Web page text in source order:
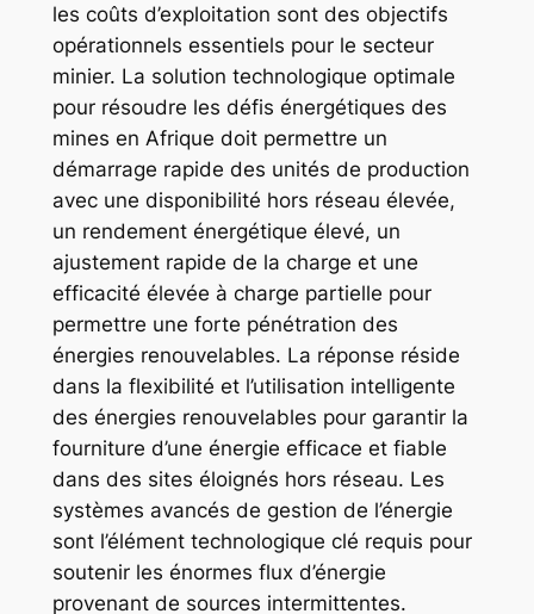
les coûts d’exploitation sont des objectifs
opérationnels essentiels pour le secteur
minier. La solution technologique optimale
pour résoudre les défis énergétiques des
mines en Afrique doit permettre un
démarrage rapide des unités de production
avec une disponibilité hors réseau élevée,
un rendement énergétique élevé, un
ajustement rapide de la charge et une
efficacité élevée à charge partielle pour
permettre une forte pénétration des
énergies renouvelables. La réponse réside
dans la flexibilité et l’utilisation intelligente
des énergies renouvelables pour garantir la
fourniture d’une énergie efficace et fiable
dans des sites éloignés hors réseau. Les
systèmes avancés de gestion de l’énergie
sont l’élément technologique clé requis pour
soutenir les énormes flux d’énergie
provenant de sources intermittentes.